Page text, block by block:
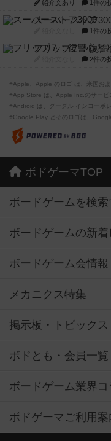
紹介文あり 1件の
スーパーストア
1件の
フリップ７：復讐
2件の
※Apple、Apple のロゴ は、米国お
※App Store は、Apple Inc.のサービ
※Android は、グーグル インコーポ
※Google Play とそのロゴは、
ボドゲーマTOP
ボードゲームを検索
ボードゲームの新着
ボードゲーム会情報
メカニクス特集
掲示板・トピックス
ボドとも・会員一覧
ボードゲーム業界コ
ボドゲーマご利用案